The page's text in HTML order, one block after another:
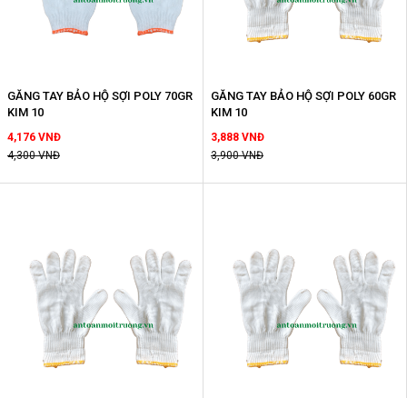
GĂNG TAY BẢO HỘ SỢI POLY 70GR
KIM 10
4,176 VNĐ
4,300 VNĐ
GĂNG TAY BẢO HỘ SỢI POLY 60GR
KIM 10
3,888 VNĐ
3,900 VNĐ